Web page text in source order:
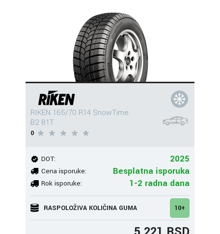
RIKEN 165/70 R14 SnowTime
B2 81T
0
DOT: 2025
Cena isporuke: Besplatna isporuka
Rok isporuke: 1-2 radna dana
RASPOLOŽIVA KOLIČINA GUMA 10+